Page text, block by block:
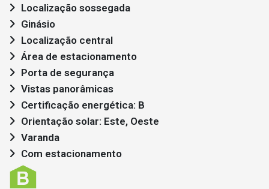
Localização sossegada
Ginásio
Localização central
Área de estacionamento
Porta de segurança
Vistas panorâmicas
Certificação energética: B
Orientação solar: Este, Oeste
Varanda
Com estacionamento